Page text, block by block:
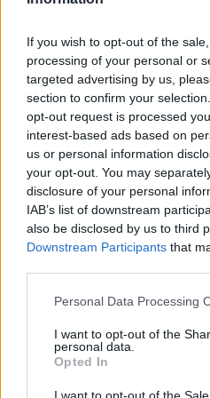
If you wish to opt-out of the
processing of your personal or
targeted advertising by us,
section to confirm your
opt-out request is processed
interest-based ads based on
us or personal information
your opt-out. You may
disclosure of your personal
IAB’s list of downstream
also be disclosed by us to third
Downstream Participants that
Personal Data Processing
I want to opt-out of the
personal data.
Opted In
γνωστοποίησε με
Facebook η ΜΚΟ